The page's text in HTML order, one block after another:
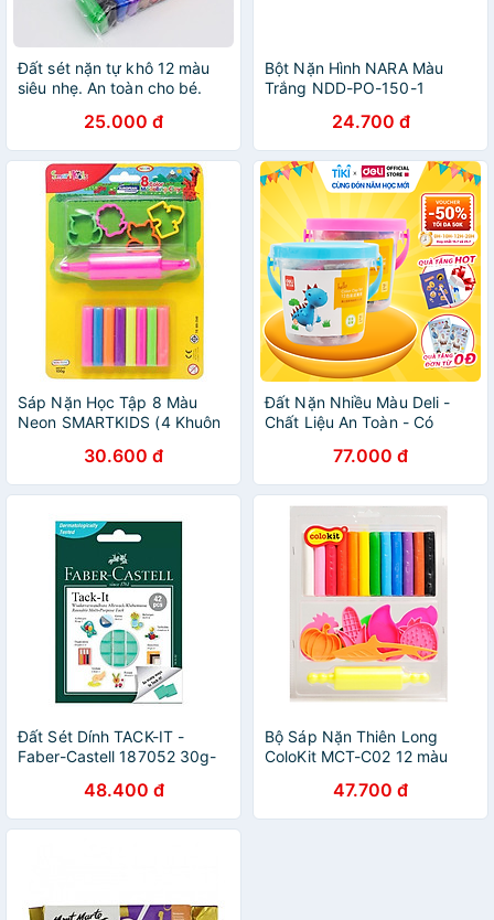
Đất sét nặn tự khô 12 màu
siêu nhẹ. An toàn cho bé.
25.000 đ
Bột Nặn Hình NARA Màu
Trắng NDD-PO-150-1
24.700 đ
Sáp Nặn Học Tập 8 Màu
Neon SMARTKIDS (4 Khuôn
30.600 đ
Đất Nặn Nhiều Màu Deli -
Chất Liệu An Toàn - Có
Nhựa Có Quai Xách - 7022
77.000 đ
Đất Sét Dính TACK-IT -
Faber-Castell 187052 30g-
48.400 đ
Bộ Sáp Nặn Thiên Long
ColoKit MCT-C02 12 màu
47.700 đ